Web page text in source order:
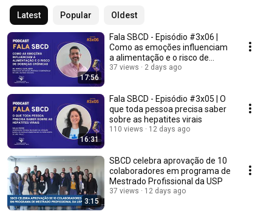
Latest Popular Oldest
17:56
Fala SBCD - Episódio #3x06 |
Como as emoções influenciam
a alimentação e o risco de
doenças crônicas
37 views 2 days ago
16:31
Fala SBCD - Episódio #3x05 | O
que toda pessoa precisa saber
sobre as hepatites virais
110 views 12 days ago
3:15
SBCD celebra aprovação de 10
colaboradores em programa de
Mestrado Profissional da USP
37 views 12 days ago